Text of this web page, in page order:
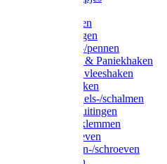
Sleutelringen
Gelaste ringen
Borgveren-/pennen
Musketons & Paniekhaken
S-haken & vleeshaken
Karabijnhaken
Noodschakels-/schalmen
Harp-/D-sluitingen
Staaldraadklemmen
Spanschroeven
Ringmoeren-/schroeven
Puntkousen